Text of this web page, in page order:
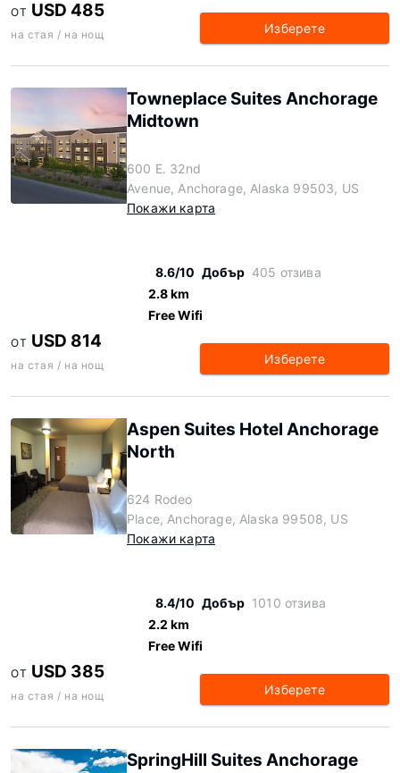
ОТ USD 485
на стая / на нощ Изберете
Towneplace Suites Anchorage
Midtown
600 E. 32nd
Avenue, Anchorage, Alaska 99503, US
Покажи карта
8.6/10 Добър 405 отзива
2.8 km
Free Wifi
ОТ USD 814
на стая / на нощ Изберете
Aspen Suites Hotel Anchorage
North
624 Rodeo
Place, Anchorage, Alaska 99508, US
Покажи карта
8.4/10 Добър 1010 отзива
2.2 km
Free Wifi
ОТ USD 385
на стая / на нощ Изберете
SpringHill Suites Anchorage